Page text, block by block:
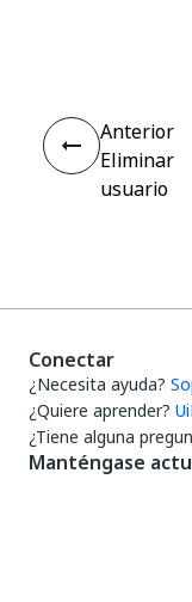
Anterior
Eliminar
usuario
Conectar
¿Necesita ayuda?
¿Quiere aprender?
¿Tiene alguna
Manténgase